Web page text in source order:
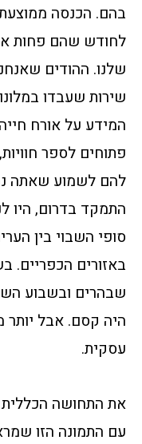
שלנו. ההודים
שירות שעבדו
המידע על אורח
פתוחים לספר
להם לשמוע שאתה
התמקד בדרום, היו
סופי השבוי בין
באזורים הכפריים.
שבהרים ובשבוע
היה קסם. אבל יותר
עסקית.
את התחושה
עם התמונה הזו